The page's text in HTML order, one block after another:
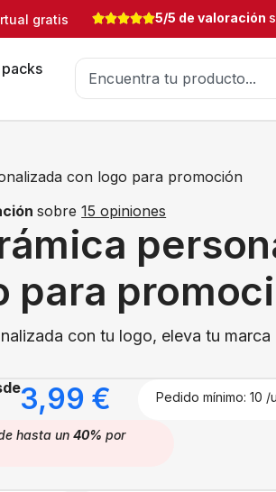
gratis 5/5 de valoración
con logo para promoción
sobre15 opiniones
para
con tu logo, eleva tu
3,99 € Pedido mínimo: 10 /u
hasta un40% por